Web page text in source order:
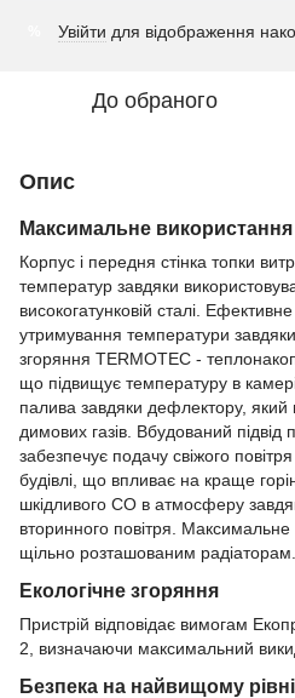
Увійти для відображення
До обраного
Опис
Максимальне використання
Корпус і передня стінка топки
температур завдяки
високогатунковій сталі.
утримування температури
згоряння TERMOTEC -
що підвищує температуру в
палива завдяки дефлектору,
димових газів. Вбудований підвід
забезпечує подачу свіжого
будівлі, що впливає на краще
шкідливого СО в атмосферу
вторинного повітря.
щільно розташованим радіаторам.
Екологічне згоряння
Пристрій відповідає вимогам
2, визначаючи максимальний
Безпека на найвищому рівні